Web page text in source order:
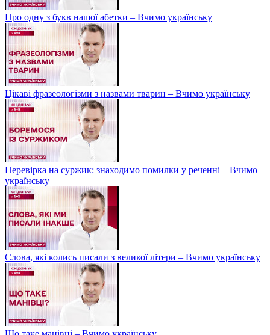
Про одну з букв нашої абетки – Вчимо українську
Цікаві фразеологізми з назвами тварин – Вчимо українську
Перевірка на суржик: знаходимо помилки у реченні – Вчимо
українську
Слова, які колись писали з великої літери – Вчимо українську